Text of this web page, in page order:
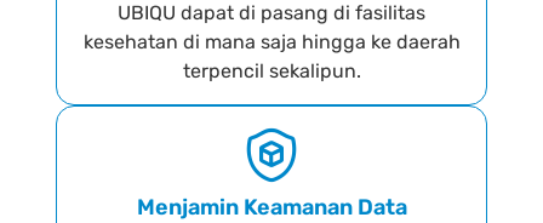
UBIQU dapat di pasang di fasilitas
kesehatan di mana saja hingga ke daerah
terpencil sekalipun.
Menjamin Keamanan Data